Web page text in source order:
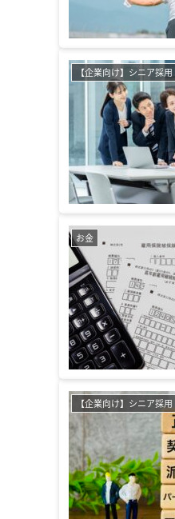
【企業向け】シニア採用
お金
【企業向け】シニア採用